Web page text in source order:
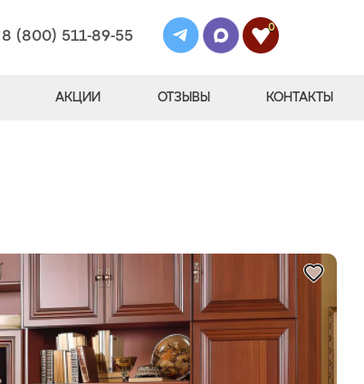
8 (800) 511-89-55
0
АКЦИИ ОТЗЫВЫ КОНТАКТЫ